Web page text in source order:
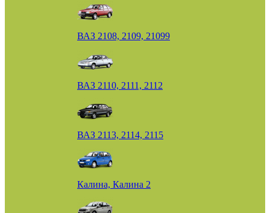
ВАЗ 2108, 2109, 21099
ВАЗ 2110, 2111, 2112
ВАЗ 2113, 2114, 2115
Калина, Калина 2